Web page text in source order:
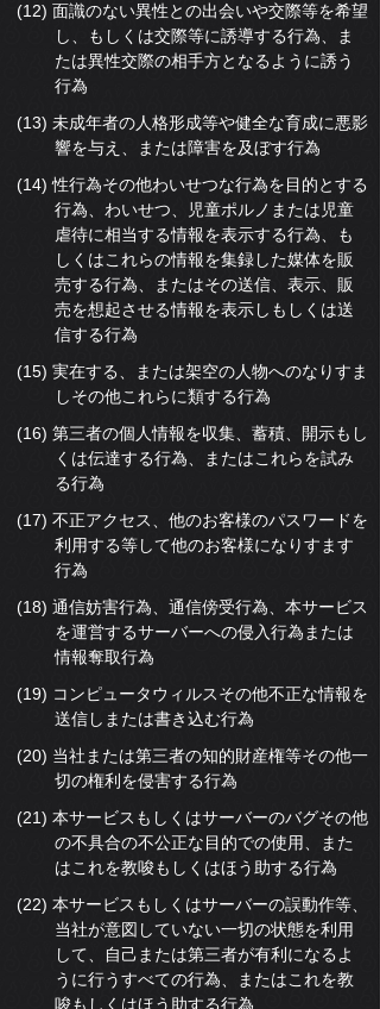
(12) 面識のない異性との出会いや交際等を希望
し、もしくは交際等に誘導する行為、ま
たは異性交際の相手方となるように誘う
行為
(13) 未成年者の人格形成等や健全な育成に悪影
響を与え、または障害を及ぼす行為
(14) 性行為その他わいせつな行為を目的とする
行為、わいせつ、児童ポルノまたは児童
虐待に相当する情報を表示する行為、も
しくはこれらの情報を集録した媒体を販
売する行為、またはその送信、表示、販
売を想起させる情報を表示しもしくは送
信する行為
(15) 実在する、または架空の人物へのなりすま
しその他これらに類する行為
(16) 第三者の個人情報を収集、蓄積、開示もし
くは伝達する行為、またはこれらを試み
る行為
(17) 不正アクセス、他のお客様のパスワードを
利用する等して他のお客様になりすます
行為
(18) 通信妨害行為、通信傍受行為、本サービス
を運営するサーバーへの侵入行為または
情報奪取行為
(19) コンピュータウィルスその他不正な情報を
送信しまたは書き込む行為
(20) 当社または第三者の知的財産権等その他一
切の権利を侵害する行為
(21) 本サービスもしくはサーバーのバグその他
の不具合の不公正な目的での使用、また
はこれを教唆もしくはほう助する行為
(22) 本サービスもしくはサーバーの誤動作等、
当社が意図していない一切の状態を利用
して、自己または第三者が有利になるよ
うに行うすべての行為、またはこれを教
唆もしくはほう助する行為